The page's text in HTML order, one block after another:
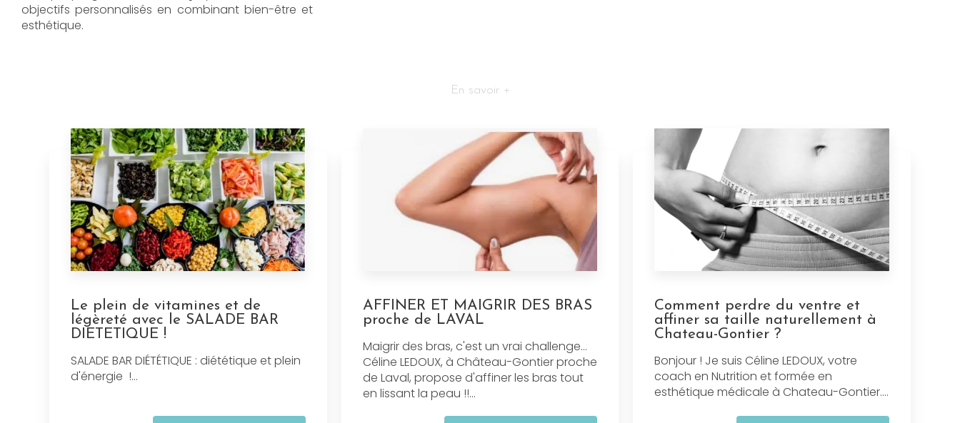
objectifs personnalisés en combinant bien-être et
esthétique.
En savoir +
Le plein de vitamines et de
légèreté avec le SALADE BAR
DIETETIQUE !
SALADE BAR DIÉTÉTIQUE : diététique et plein
d'énergie !...
AFFINER ET MAIGRIR DES BRAS
proche de LAVAL
Maigrir des bras, c'est un vrai challenge…
Céline LEDOUX, à Château-Gontier proche
de Laval, propose d'affiner les bras tout
en lissant la peau !!...
Comment perdre du ventre et
affiner sa taille naturellement à
Chateau-Gontier ?
Bonjour ! Je suis Céline LEDOUX, votre
coach en Nutrition et formée en
esthétique médicale à Chateau-Gontier....